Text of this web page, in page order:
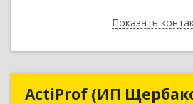
ПоказатьНазад
ActiProf (ИП
ActiProf (ИП